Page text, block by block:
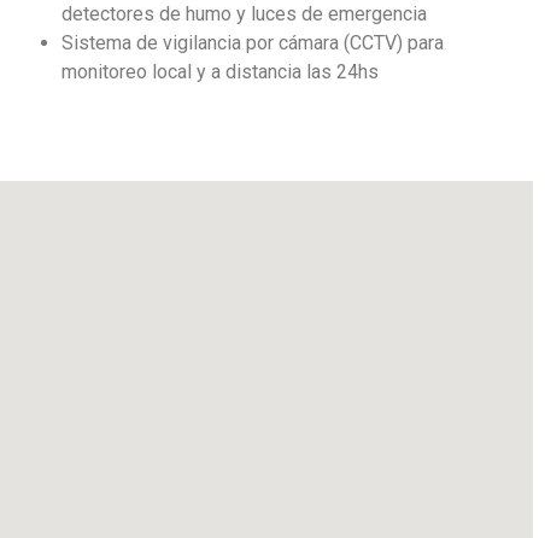
detectores de humo y luces de emergencia
Sistema de vigilancia por cámara (CCTV) para
monitoreo local y a distancia las 24hs